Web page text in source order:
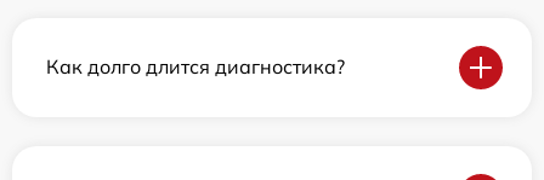
Как долго длится диагностика?